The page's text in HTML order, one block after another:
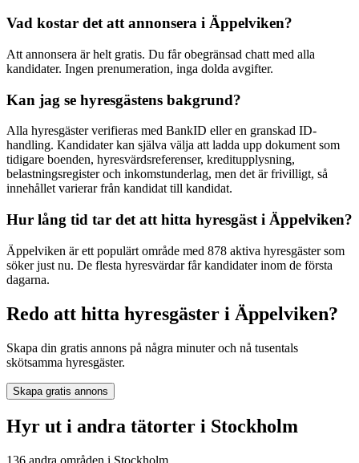
Vad kostar det att annonsera i Äppelviken?
Att annonsera är helt gratis. Du får obegränsad chatt med alla
kandidater. Ingen prenumeration, inga dolda avgifter.
Kan jag se hyresgästens bakgrund?
Alla hyresgäster verifieras med BankID eller en granskad ID-
handling. Kandidater kan själva välja att ladda upp dokument som
tidigare boenden, hyresvärdsreferenser, kreditupplysning,
belastningsregister och inkomstunderlag, men det är frivilligt, så
innehållet varierar från kandidat till kandidat.
Hur lång tid tar det att hitta hyresgäst i Äppelviken?
Äppelviken är ett populärt område med 878 aktiva hyresgäster som
söker just nu. De flesta hyresvärdar får kandidater inom de första
dagarna.
Redo att hitta hyresgäster i Äppelviken?
Skapa din gratis annons på några minuter och nå tusentals
skötsamma hyresgäster.
Skapa gratis annons
Hyr ut i andra tätorter i Stockholm
136 andra områden i Stockholm